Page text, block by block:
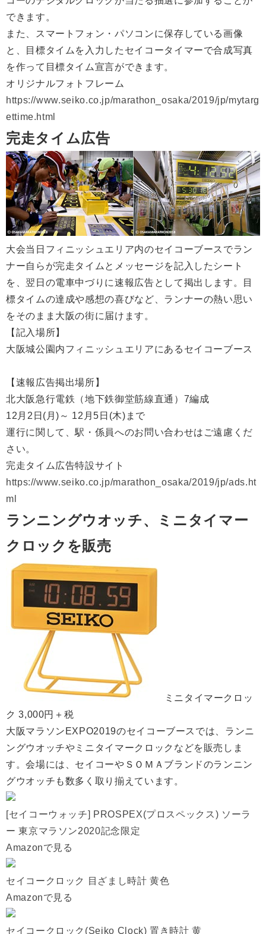
できます。
また、スマートフォン・パソコンに保存している画像
と、目標タイムを入力したセイコータイマーで合成写真
を作って目標タイム宣言ができます。
オリジナルフォトフレーム
https://www.seiko.co.jp/marathon_osaka/2019/jp/mytarg
ettime.html
完走タイム広告
大会当日フィニッシュエリア内のセイコーブースでラン
ナー自らが完走タイムとメッセージを記入したシート
を、翌日の電車中づりに速報広告として掲出します。目
標タイムの達成や感想の喜びなど、ランナーの熱い思い
をそのまま大阪の街に届けます。
【記入場所】
大阪城公園内フィニッシュエリアにあるセイコーブース
【速報広告掲出場所】
北大阪急行電鉄（地下鉄御堂筋線直通）7編成
12月2日(月)～ 12月5日(木)まで
運行に関して、駅・係員へのお問い合わせはご遠慮くだ
さい。
完走タイム広告特設サイト
https://www.seiko.co.jp/marathon_osaka/2019/jp/ads.ht
ml
ランニングウオッチ、ミニタイマー
クロックを販売
ミニタイマークロッ
ク 3,000円＋税
大阪マラソンEXPO2019のセイコーブースでは、ランニ
ングウオッチやミニタイマークロックなどを販売しま
す。会場には、セイコーやＳＯＭＡブランドのランニン
グウオッチも数多く取り揃えています。
[セイコーウォッチ] PROSPEX(プロスペックス) ソーラ
ー 東京マラソン2020記念限定
Amazonで見る
セイコークロック 目ざまし時計 黄色
Amazonで見る
セイコークロック(Seiko Clock) 置き時計 黄